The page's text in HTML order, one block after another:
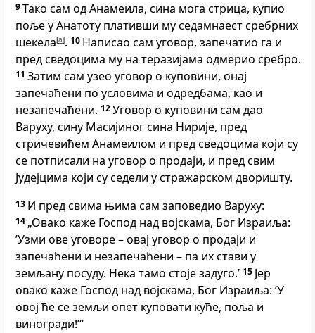
9Тако сам од Анамеила, сина мога стрица, купио
поље у Анатоту плативши му седамнаест сребрних
шекела[a]. 10 Написао сам уговор, запечатио га и
пред сведоцима му на теразијама одмерио сребро.
11 Затим сам узео уговор о куповини, онај
запечаћени по условима и одредбама, као и
незапечаћени. 12Уговор о куповини сам дао
Варуху, сину Масијиног сина Нирије, пред
стричевићем Анамеилом и пред сведоцима који су
се потписали на уговор о продаји, и пред свим
Јудејцима који су седели у стражарском дворишту.
13 И пред свима њима сам заповедио Варуху:
14 „Овако каже Господ над војскама, Бог Израиља:
’Узми ове уговоре – овај уговор о продаји и
запечаћени и незапечаћени – па их стави у
земљану посуду. Нека тамо стоје задуго.’ 15 Јер
овако каже Господ над војскама, Бог Израиља: ’У
овој ће се земљи опет куповати куће, поља и
виногради!’“